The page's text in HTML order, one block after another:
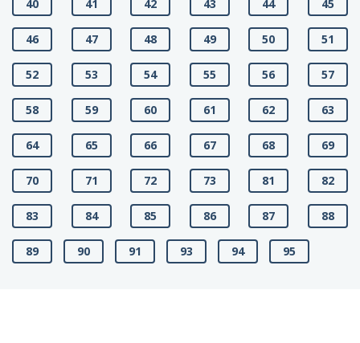
40 41 42 43 44 45
46 47 48 49 50 51
52 53 54 55 56 57
58 59 60 61 62 63
64 65 66 67 68 69
70 71 72 73 81 82
83 84 85 86 87 88
89 90 91 93 94 95